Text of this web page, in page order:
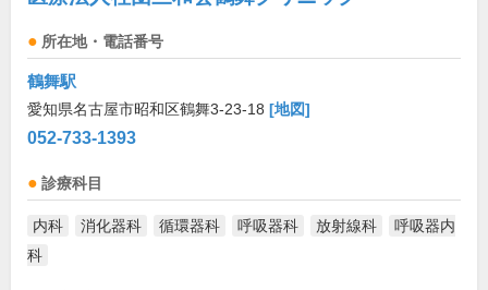
所在地・電話番号
鶴舞駅
愛知県名古屋市昭和区鶴舞3-23-18 [地図]
052-733-1393
診療科目
内科 消化器科 循環器科 呼吸器科 放射線科
呼吸器内
科